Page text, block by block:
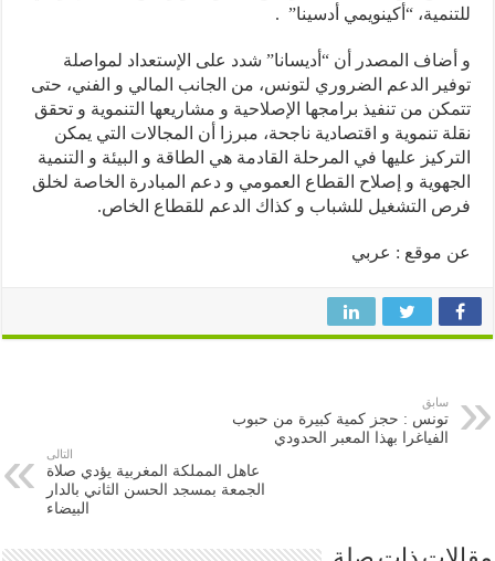
“أكينويمي أدسينا” .
المصدر أن “أديسانا” شدد على الإستعداد لمواصلة
الدعم الضروري لتونس، من الجانب المالي و الفني، حتى
من تنفيذ برامجها الإصلاحية و مشاريعها التنموية و تحقق
تنموية و اقتصادية ناجحة، مبرزا أن المجالات التي يمكن
عليها في المرحلة القادمة هي الطاقة و البيئة و التنمية
و إصلاح القطاع العمومي و دعم المبادرة الخاصة لخلق
التشغيل للشباب و كذاك الدعم للقطاع الخاص.
موقع : عربي
تونس : حجز كمية كبيرة من حبوب
الفياغرا بهذا المعبر الحدودي
عاهل المملكة المغربية يؤدي صلاة
الجمعة بمسجد الحسن الثاني بالدار